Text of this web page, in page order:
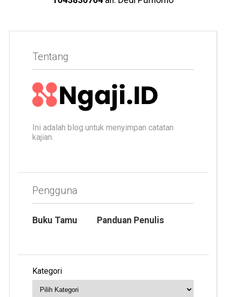
Tentang
Ini adalah blog untuk menyimpan catatan
kajian.
Pengguna
Buku Tamu Panduan Penulis
Kategori